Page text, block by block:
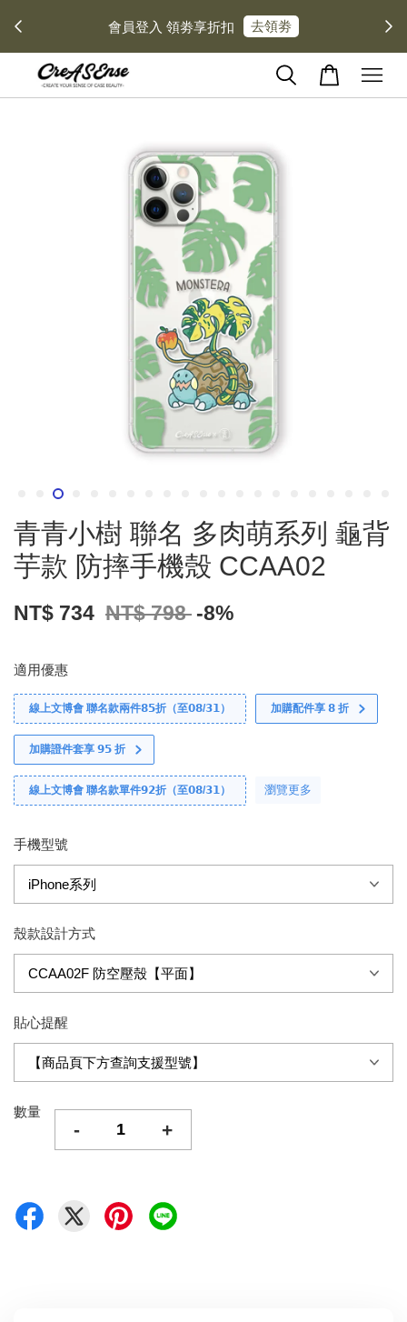
會員登入 領劵享折扣 去領劵
青青小樹 聯名 多肉萌系列 龜背
芋款 防摔手機殼 CCAA02
NT$ 734 NT$ 798 -8%
適用優惠
線上文博會 聯名款兩件𝟴𝟱折（至𝟬𝟴/𝟯𝟭） 加購配件享 𝟴 折
加購證件套享 𝟵𝟱 折
線上文博會 聯名款單件𝟵𝟮折（至𝟬𝟴/𝟯𝟭） 瀏覽更多
手機型號
殼款設計方式
貼心提醒
數量
- +